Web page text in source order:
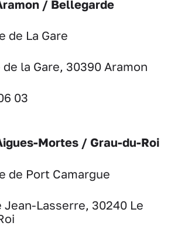
/ Bellegarde
de La Gare
de la Gare, 30390 Aramon
03
Mortes / Grau-du-Roi
de Port Camargue
Jean-Lasserre, 30240 Le